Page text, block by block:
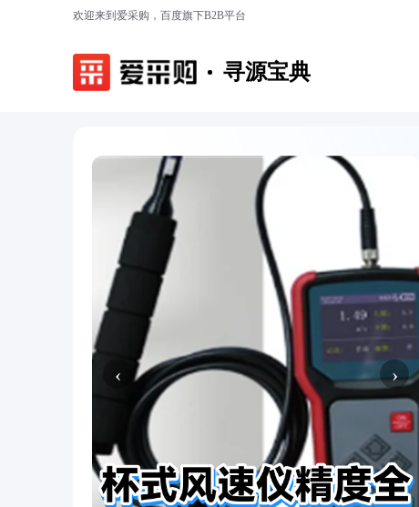
欢迎来到爱采购，百度旗下B2B平台
寻源宝典
‹ ›